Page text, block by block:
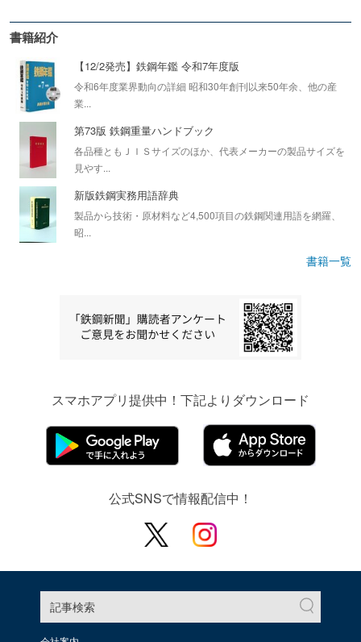
書籍紹介
【12/2発売】鉄鋼年鑑 令和7年度版
令和6年度業界動向の詳細 昭和30年創刊以来50年余、他の産
業...
第73版 鉄鋼重量ハンドブック
各品種ともＪＩＳサイズのほか、代表メーカーの製品サイズを
見やす...
新版鉄鋼実務用語辞典
製品から技術・原材料など4,500項目の鉄鋼関連用語を網羅、
昭...
書籍一覧
スマホアプリ提供中！下記よりダウンロード
公式SNSで情報配信中！
記事検索